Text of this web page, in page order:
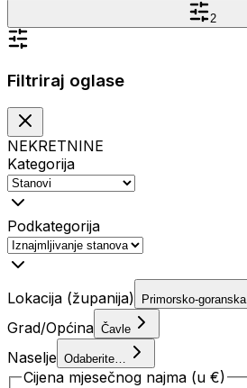
2
Filtriraj oglase
NEKRETNINE
Kategorija
Podkategorija
Lokacija (županija) Primorsko-goranska
Grad/Općina Čavle
Naselje Odaberite…
Cijena mjesečnog najma (u €)